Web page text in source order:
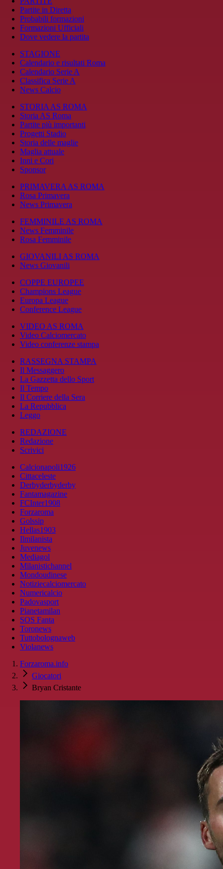
Partite in Diretta
Probabili formazioni
Formazioni Ufficiali
Dove vedere la partita
STAGIONE
Calendario e risultati Roma
Calendario Serie A
Classifica Serie A
News Calcio
STORIA AS ROMA
Storia AS Roma
Partite più importanti
Progetti Stadio
Storia delle maglie
Maglia attuale
Inni e Cori
Sponsor
PRIMAVERA AS ROMA
Rosa Primavera
News Primavera
FEMMINILE AS ROMA
News Femminile
Rosa Femminile
GIOVANILI AS ROMA
News Giovanili
COPPE EUROPEE
Champions League
Europa League
Conference League
VIDEO AS ROMA
Video Calciomercato
Video conferenze stampa
RASSEGNA STAMPA
Il Messaggero
La Gazzetta dello Sport
Il Tempo
Il Corriere della Sera
La Repubblica
Leggo
REDAZIONE
Redazione
Scrivici
Calcionapoli1926
Cittaceleste
Derbyderbyderby
Fantamagazine
FCInter1908
Forzaroma
Golssip
Hellas1903
Ilmilanista
Juvenews
Mediagol
Milanistichannel
Mondoudinese
Notiziecalciomercato
Numericalcio
Padovasport
Pianetamilan
SOS Fanta
Toronews
Tuttobolognaweb
Violanews
Forzaroma.info
Giocatori
Bryan Cristante